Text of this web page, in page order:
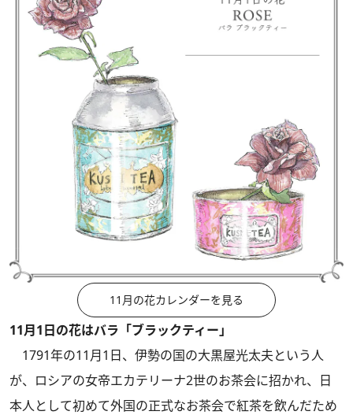
11月の花カレンダーを見る
11月1日の花はバラ「ブラックティー」
1791年の11月1日、伊勢の国の大黒屋光太夫という人
が、ロシアの女帝エカテリーナ2世のお茶会に招かれ、日
本人として初めて外国の正式なお茶会で紅茶を飲んだため